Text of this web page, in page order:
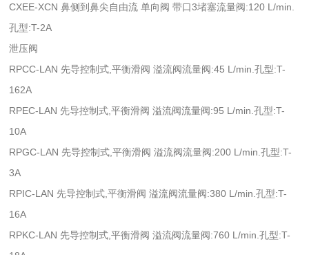
CXEE-XCN 鼻侧到鼻尖自由流 单向阀 带口3堵塞流量阀:120 L/min.
孔型:T-2A
泄压阀
RPCC-LAN 先导控制式,平衡滑阀 溢流阀流量阀:45 L/min.孔型:T-
162A
RPEC-LAN 先导控制式,平衡滑阀 溢流阀流量阀:95 L/min.孔型:T-
10A
RPGC-LAN 先导控制式,平衡滑阀 溢流阀流量阀:200 L/min.孔型:T-
3A
RPIC-LAN 先导控制式,平衡滑阀 溢流阀流量阀:380 L/min.孔型:T-
16A
RPKC-LAN 先导控制式,平衡滑阀 溢流阀流量阀:760 L/min.孔型:T-